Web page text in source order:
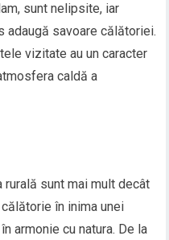
sunt nelipsite, iar
savoare călătoriei.
vizitate au un caracter
caldă a
rurală sunt mai mult decât
în inima unei
armonie cu natura. De la